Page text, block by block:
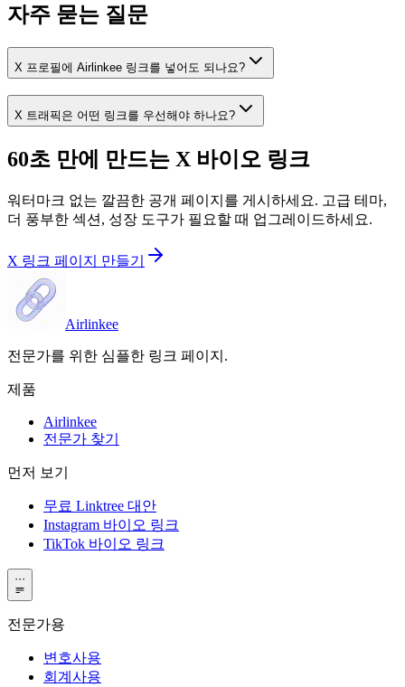
자주 묻는 질문
X 프로필에 Airlinkee 링크를 넣어도 되나요?
X 트래픽은 어떤 링크를 우선해야 하나요?
60초 만에 만드는 X 바이오 링크
워터마크 없는 깔끔한 공개 페이지를 게시하세요. 고급 테마,
더 풍부한 섹션, 성장 도구가 필요할 때 업그레이드하세요.
X 링크 페이지 만들기
Airlinkee
전문가를 위한 심플한 링크 페이지.
제품
Airlinkee
전문가 찾기
먼저 보기
무료 Linktree 대안
Instagram 바이오 링크
TikTok 바이오 링크
···
전문가용
변호사용
회계사용